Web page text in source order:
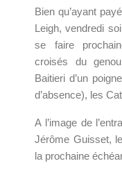
Bien qu’ayant
Leigh, vendredi
se faire
croisés du
Baitieri d’un
d’absence), les
A l’image de
Jérôme Guisset,
la prochaine